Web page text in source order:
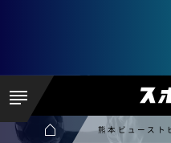
熊本ビュースト